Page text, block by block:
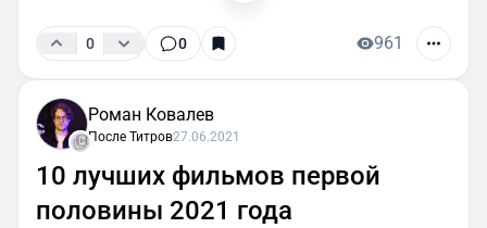
0 0 961
Роман Ковалев
После Титров27.06.2021
10 лучших фильмов первой
половины 2021 года